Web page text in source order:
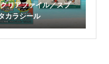
リアファイル／スプ
カラシール